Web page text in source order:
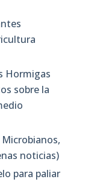
Hormigas
sobre la
noticias)
para paliar